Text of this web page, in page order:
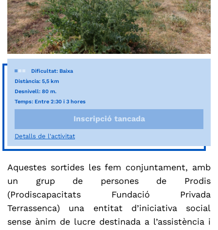
Dificultat: Baixa
Distància: 5,5 km
Desnivell: 80 m.
Temps: Entre 2:30 i 3 hores
Inscripció tancada
Detalls de l'activitat
Aquestes sortides les fem conjuntament, amb
un grup de persones de Prodis
(Prodiscapacitats Fundació Privada
Terrassenca) una entitat d’iniciativa social
sense ànim de lucre destinada a l’assistència i